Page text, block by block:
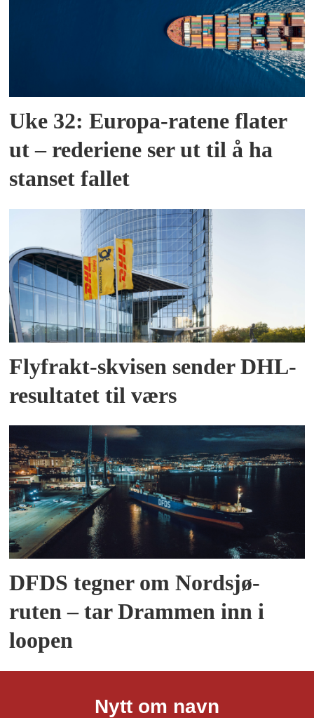
Uke 32: Europa-ratene flater
ut – rederiene ser ut til å ha
stanset fallet
Flyfrakt-skvisen sender DHL-
resultatet til værs
DFDS tegner om Nordsjø-
ruten – tar Drammen inn i
loopen
Nytt om navn